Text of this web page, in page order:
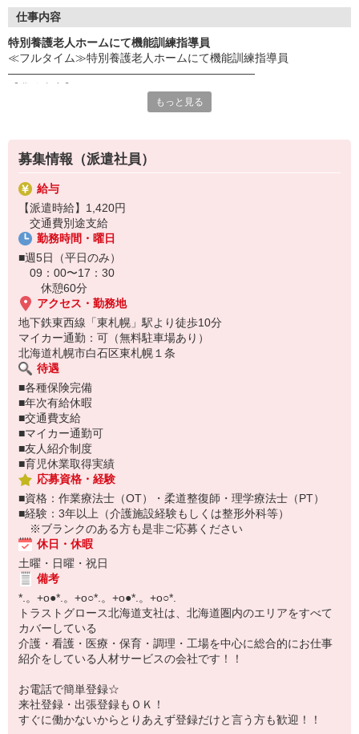
更に！就業中のフォローアップも万全！企業と求職者のかけ橋に
《応募の流れ》
Web又は電話応募
弊社応募担当からの電話で希望条件確認
企業とのマッチング
↓
弊社担当との面談＋企業との面談
↓
双方合意の元就業開始♪
※万が一スタッフ様の条件と企業の希望がマッチングしなかった
場合でも、別のお仕事探しを速やかに行います！
仕事内容
特別養護老人ホームにて機能訓練指導員
≪フルタイム≫特別養護老人ホームにて機能訓練指導員
――――――――――――――――――――――
特別養護老人ホームにてリハビリ機能訓練指導、
※定員：48床
※20〜50代の方が活躍中
――――――――――――――――――――――
【採用までの流れ】
応募後は、電話で応募者様の情報や希望条件などをヒアリング！
その後、履歴書を回収します（WebまたはFAX）。
企業との面談から採用までは数日お時間いただきます。
※履歴書はHPより簡単に作成できます！
⇒ https://www.trust-growth.co.jp/resume/
――――――――――――――――――――――
お仕事No.H-5108
ご応募時に上記No.をお知らせ下さい♪
もっと見る
募集情報（派遣社員）
給与
【派遣時給】1,420円
交通費別途支給
勤務時間・曜日
■週5日（平日のみ）
09：00〜17：30
休憩60分
アクセス・勤務地
地下鉄東西線「東札幌」駅より徒歩10分
マイカー通勤：可（無料駐車場あり）
北海道札幌市白石区東札幌１条
待遇
■各種保険完備
■年次有給休暇
■交通費支給
■マイカー通勤可
■友人紹介制度
■育児休業取得実績
応募資格・経験
■資格：作業療法士（OT）・柔道整復師・理学療法士（PT）
■経験：3年以上（介護施設経験もしくは整形外科等）
※ブランクのある方も是非ご応募ください
休日・休暇
土曜・日曜・祝日
備考
*.。+o●*.。+o○*.。+o●*.。+o○*.
トラストグロース北海道支社は、北海道圏内のエリアをすべて
カバーしている
介護・看護・医療・保育・調理・工場を中心に総合的にお仕事
紹介をしている人材サービスの会社です！！
お電話で簡単登録☆
来社登録・出張登録もＯＫ！
すぐに働かないからとりあえず登録だけと言う方も歓迎！！